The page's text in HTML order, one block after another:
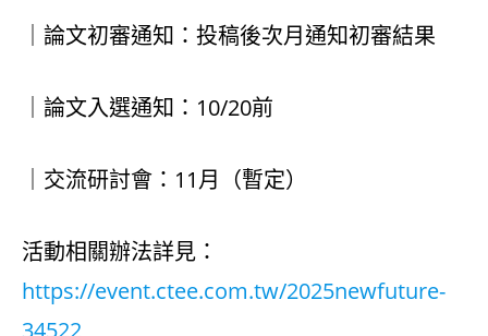
｜論文初審通知：投稿後次月通知初審結果
｜論文入選通知：10/20前
｜交流研討會：11月（暫定）
活動相關辦法詳見：
https://event.ctee.com.tw/2025newfuture-
34522